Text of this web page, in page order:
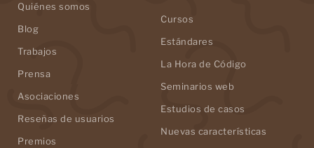
Quiénes somos
Blog
Trabajos
Prensa
Asociaciones
Reseñas de usuarios
Premios
Cursos
Estándares
La Hora de Código
Seminarios web
Estudios de casos
Nuevas características